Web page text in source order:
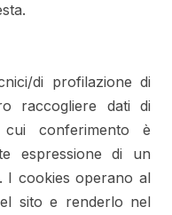
di profilazione di
raccogliere dati di
conferimento è
espressione di un
I cookies operano al
sito e renderlo nel